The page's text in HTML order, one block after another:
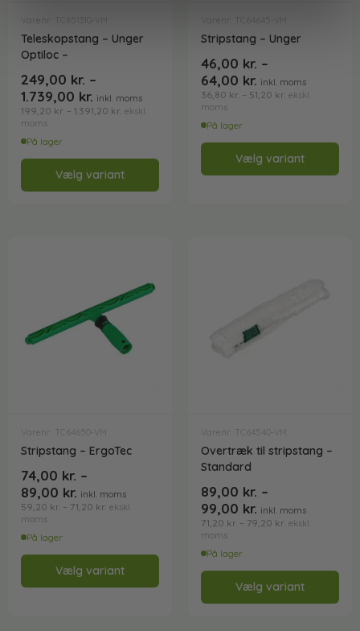
Teleskopstang – Unger
Optiloc –
249,00 kr. –
1.739,00 kr. inkl. moms
199,20 kr. – 1.391,20 kr. ekskl.
moms
På lager
Vælg variant
Stripstang – Unger
46,00 kr. –
64,00 kr. inkl. moms
36,80 kr. – 51,20 kr. ekskl.
moms
På lager
Vælg variant
Varenr: TC64650-VM
Stripstang – ErgoTec
74,00 kr. –
89,00 kr. inkl. moms
59,20 kr. – 71,20 kr. ekskl.
moms
På lager
Vælg variant
Varenr: TC64540-VM
Overtræk til stripstang –
Standard
89,00 kr. –
99,00 kr. inkl. moms
71,20 kr. – 79,20 kr. ekskl.
moms
På lager
Vælg variant